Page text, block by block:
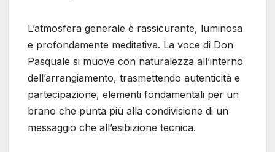
L’atmosfera generale è rassicurante, luminosa
e profondamente meditativa. La voce di Don
Pasquale si muove con naturalezza all’interno
dell’arrangiamento, trasmettendo autenticità e
partecipazione, elementi fondamentali per un
brano che punta più alla condivisione di un
messaggio che all’esibizione tecnica.